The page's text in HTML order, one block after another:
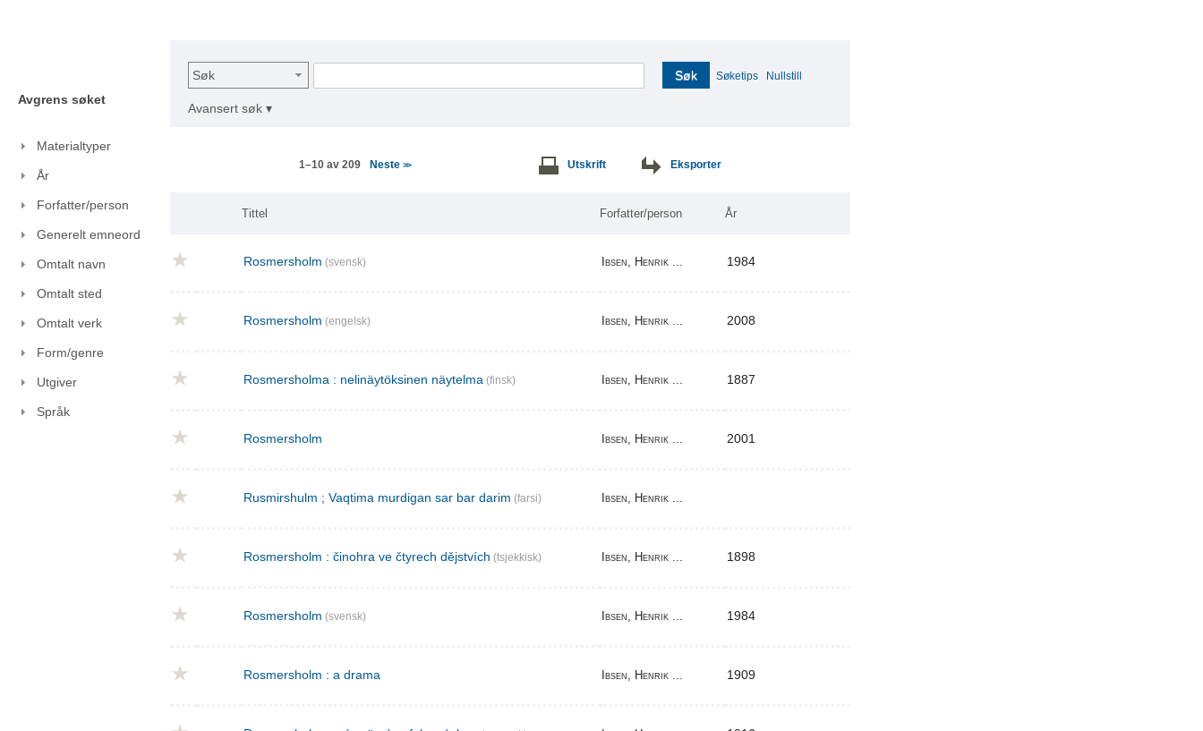
Avgrens søket
Materialtyper
År
Forfatter/person
Generelt emneord
Omtalt navn
Omtalt sted
Omtalt verk
Form/genre
Utgiver
Språk
Søk Søk Søketips Nullstill
Avansert søk ▾
1–10 av 209 Neste >> Utskrift Eksporter
Tittel Forfatter/person År
Rosmersholm (svensk) Ibsen, Henrik ... 1984
Rosmersholm (engelsk) Ibsen, Henrik ... 2008
Rosmersholma : nelinäytöksinen näytelma (finsk) Ibsen, Henrik ... 1887
Rosmersholm Ibsen, Henrik ... 2001
Rusmirshulm ; Vaqtima murdigan sar bar darim (farsi) Ibsen, Henrik ...
Rosmersholm : činohra ve čtyrech dějstvích (tsjekkisk) Ibsen, Henrik ... 1898
Rosmersholm (svensk) Ibsen, Henrik ... 1984
Rosmersholm : a drama Ibsen, Henrik ... 1909